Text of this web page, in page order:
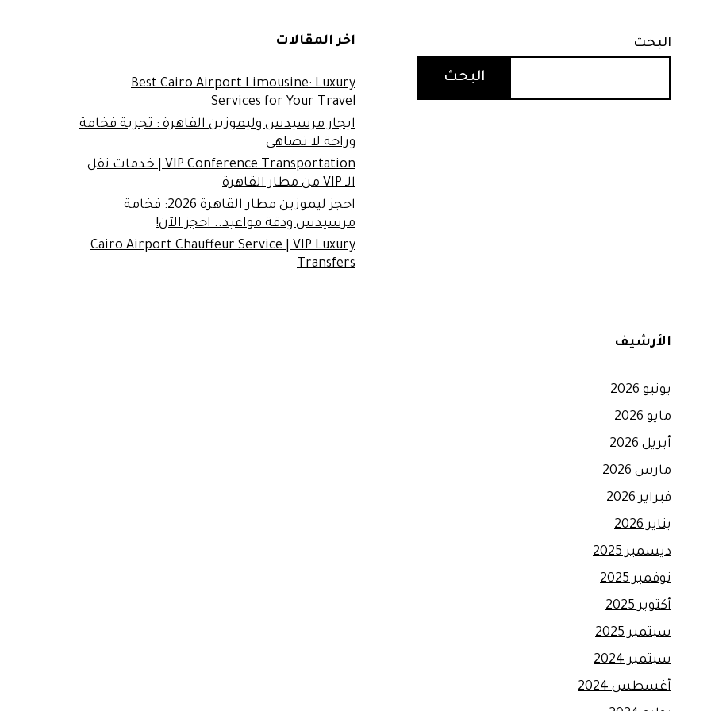
البحث
البحث
اخر المقالات
Best Cairo Airport Limousine: Luxury
Services for Your Travel
ايجار مرسيدس وليموزين القاهرة : تجربة فخامة
وراحة لا تضاهى
VIP Conference Transportation | خدمات نقل
الـ VIP من مطار القاهرة
احجز ليموزين مطار القاهرة 2026: فخامة
مرسيدس ودقة مواعيد.. احجز الآن!
Cairo Airport Chauffeur Service | VIP Luxury
Transfers
الأرشيف
يونيو 2026
مايو 2026
أبريل 2026
مارس 2026
فبراير 2026
يناير 2026
ديسمبر 2025
نوفمبر 2025
أكتوبر 2025
سبتمبر 2025
سبتمبر 2024
أغسطس 2024